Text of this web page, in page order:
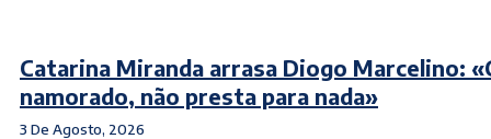
Catarina Miranda arrasa Diogo Marcelino:
namorado, não presta para nada»
3 De Agosto, 2026